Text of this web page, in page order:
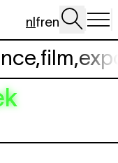
nlfren
,film,